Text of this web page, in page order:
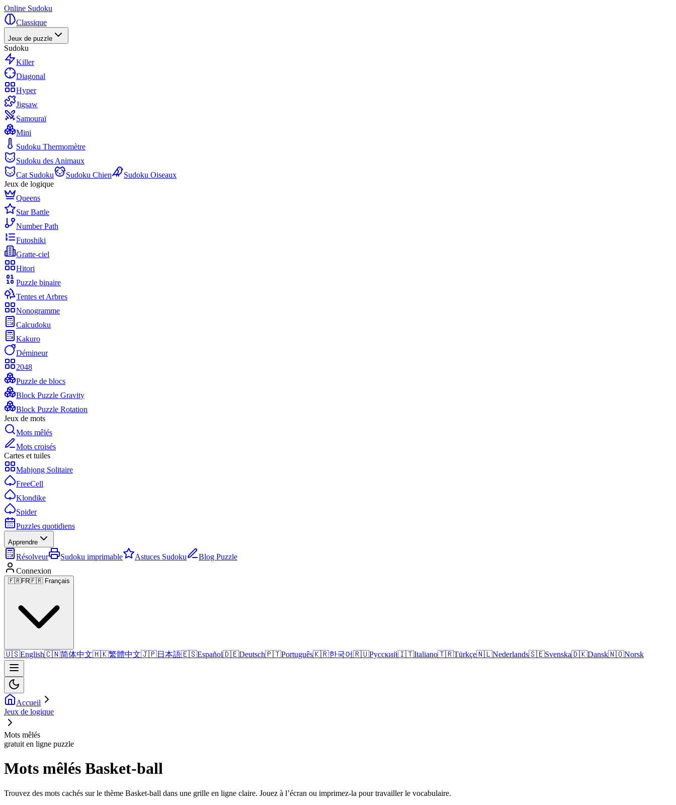
Online Sudoku
Classique
Jeux de puzzle
Sudoku
Killer
Diagonal
Hyper
Jigsaw
Samouraï
Mini
Sudoku Thermomètre
Sudoku des Animaux
Cat Sudoku
Sudoku Chien
Sudoku Oiseaux
Jeux de logique
Queens
Star Battle
Number Path
Futoshiki
Gratte-ciel
Hitori
Puzzle binaire
Tentes et Arbres
Nonogramme
Calcudoku
Kakuro
Démineur
2048
Puzzle de blocs
Block Puzzle Gravity
Block Puzzle Rotation
Jeux de mots
Mots mêlés
Mots croisés
Cartes et tuiles
Mahjong Solitaire
FreeCell
Klondike
Spider
Puzzles quotidiens
Apprendre
Résolveur Sudoku imprimable Astuces Sudoku
Blog Puzzle
Connexion
🇫🇷FR🇫🇷 Français
🇺🇸English🇨🇳简体中文🇭🇰繁體中文🇯🇵日本語🇪🇸Español🇩🇪Deutsch🇵🇹Português🇰🇷한국어🇷🇺Русский🇮🇹Italiano🇹🇷Türkçe🇳🇱Nederlands🇸🇪Svenska🇩🇰Dansk🇳🇴Norsk
Accueil
Jeux de logique
Mots mêlés
gratuit en ligne puzzle
Mots mêlés Basket-ball
Trouvez des mots cachés sur le thème Basket-ball dans une grille en ligne claire. Jouez à l’écran ou imprimez-la pour travailler le vocabulaire.